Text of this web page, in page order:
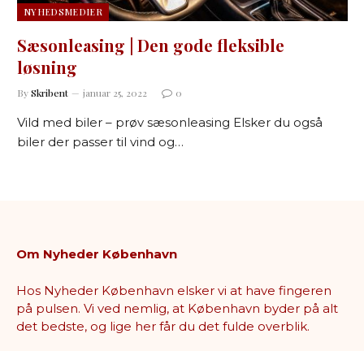
NYHEDSMEDIER
Sæsonleasing | Den gode fleksible
løsning
BySkribent januar 25, 2022 0
Vild med biler – prøv sæsonleasing Elsker du også
biler der passer til vind og…
Om Nyheder København
Hos Nyheder København elsker vi at have fingeren
på pulsen. Vi ved nemlig, at København byder på alt
det bedste, og lige her får du det fulde overblik.